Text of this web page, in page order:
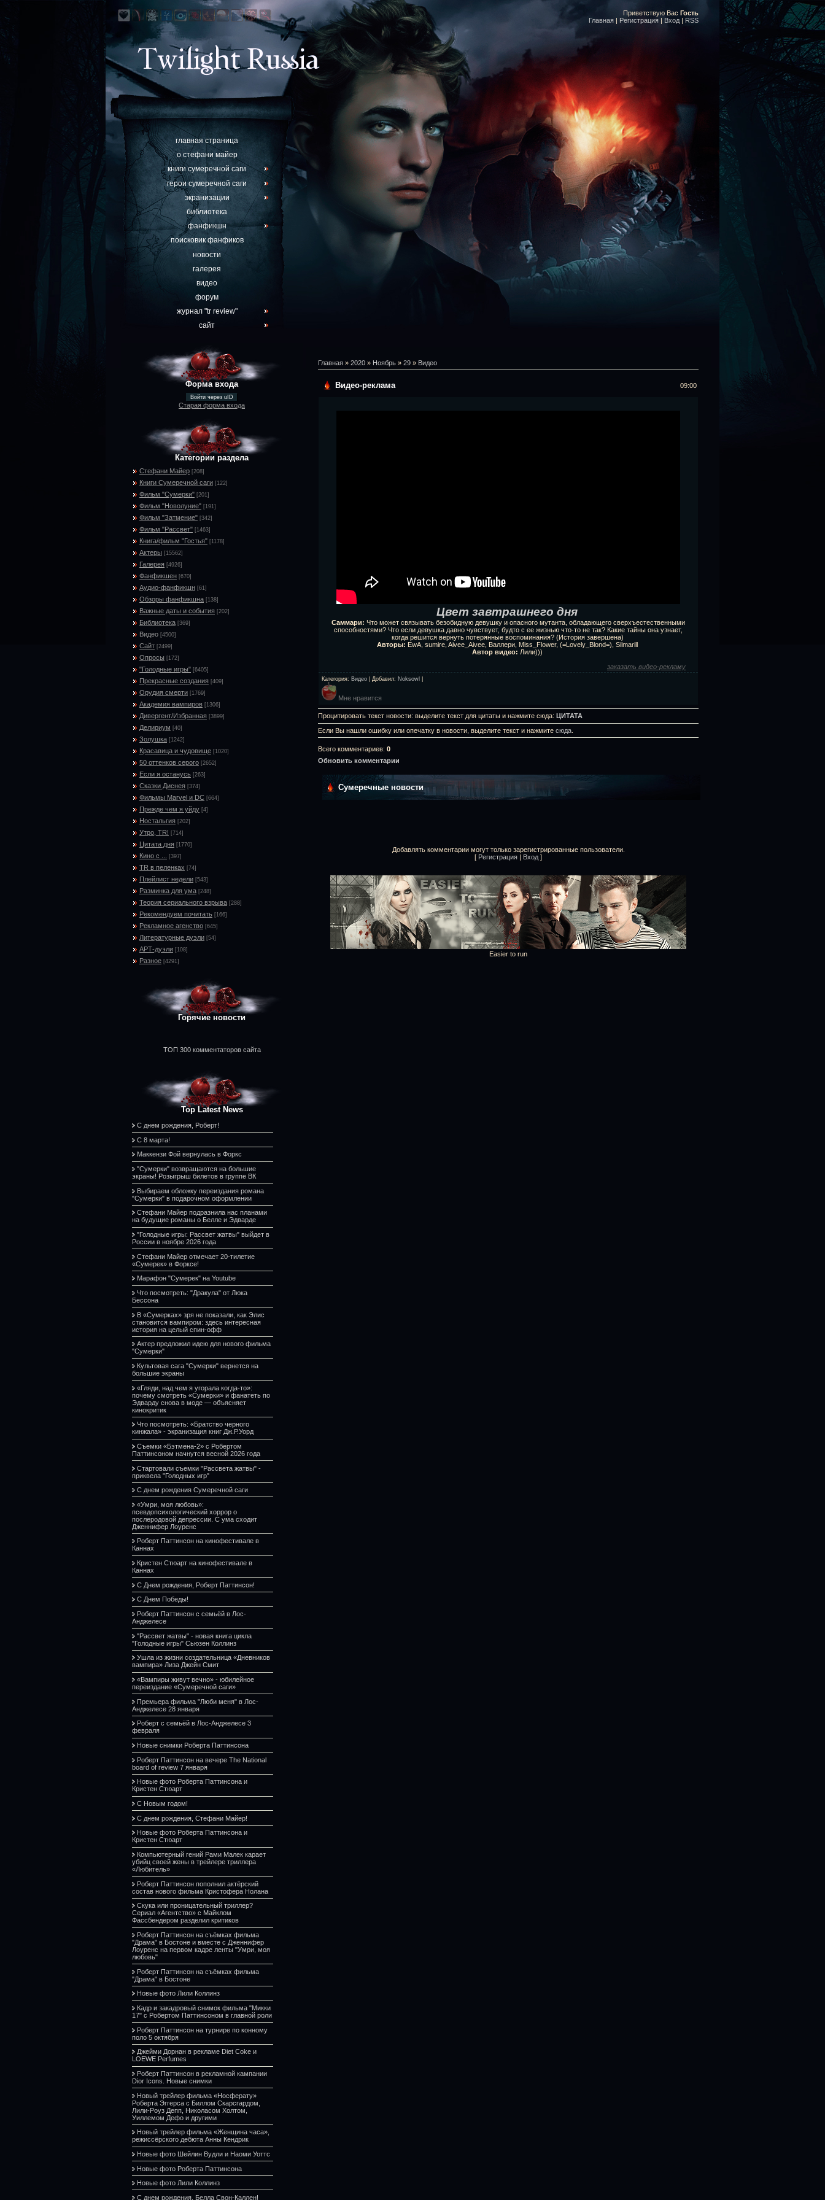
Приветствую Вас Гость
Главная | Регистрация | Вход | RSS
главная страница
о стефани майер
книги сумеречной саги
герои сумеречной саги
экранизации
библиотека
фанфикшн
поисковик фанфиков
новости
галерея
видео
форум
журнал "tr review"
сайт
Форма входа
Войти через uID
Старая форма входа
Категории раздела
Стефани Майер [208]
Книги Сумеречной саги [122]
Фильм "Сумерки" [201]
Фильм "Новолуние" [191]
Фильм "Затмение" [342]
Фильм "Рассвет" [1463]
Книга/фильм "Гостья" [1178]
Актеры [15562]
Галерея [4926]
Фанфикшен [670]
Аудио-фанфикшн [61]
Обзоры фанфикшна [138]
Важные даты и события [202]
Библиотека [369]
Видео [4500]
Сайт [2499]
Опросы [172]
"Голодные игры" [6405]
Прекрасные создания [409]
Орудия смерти [1769]
Академия вампиров [1306]
Дивергент/Избранная [3899]
Делириум [40]
Золушка [1242]
Красавица и чудовище [1020]
50 оттенков серого [2652]
Если я останусь [263]
Сказки Диснея [374]
Фильмы Marvel и DC [664]
Прежде чем я уйду [4]
Ностальгия [202]
Утро, TR! [714]
Цитата дня [1770]
Кино с ... [397]
TR в пеленках [74]
Плейлист недели [543]
Разминка для ума [248]
Теория сериального взрыва [288]
Рекомендуем почитать [166]
Рекламное агенство [645]
Литературные дуэли [54]
АРТ-дуэли [108]
Разное [4291]
Горячие новости
ТОП 300 комментаторов сайта
Top Latest News
С днем рождения, Роберт!
С 8 марта!
Маккензи Фой вернулась в Форкс
"Сумерки" возвращаются на большие
экраны! Розыгрыш билетов в группе ВК
Выбираем обложку переиздания романа
"Сумерки" в подарочном оформлении
Стефани Майер подразнила нас планами
на будущие романы о Белле и Эдварде
"Голодные игры: Рассвет жатвы" выйдет в
России в ноябре 2026 года
Стефани Майер отмечает 20-тилетие
«Сумерек» в Форксе!
Марафон "Сумерек" на Youtube
Что посмотреть: "Дракула" от Люка
Бессона
В «Сумерках» зря не показали, как Элис
становится вампиром: здесь интересная
история на целый спин-офф
Актер предложил идею для нового фильма
"Сумерки"
Культовая сага "Сумерки" вернется на
большие экраны
«Гляди, над чем я угорала когда-то»:
почему смотреть «Сумерки» и фанатеть по
Эдварду снова в моде — объясняет
кинокритик
Что посмотреть: «Братство черного
кинжала» - экранизация книг Дж.Р.Уорд
Съемки «Бэтмена-2» с Робертом
Паттинсоном начнутся весной 2026 года
Стартовали съемки "Рассвета жатвы" -
приквела "Голодных игр"
С днем рождения Сумеречной саги
«Умри, моя любовь»:
псевдопсихологический хоррор о
послеродовой депрессии. С ума сходит
Дженнифер Лоуренс
Роберт Паттинсон на кинофестивале в
Каннах
Кристен Стюарт на кинофестивале в
Каннах
С Днем рождения, Роберт Паттинсон!
С Днем Победы!
Роберт Паттинсон с семьёй в Лос-
Анджелесе
"Рассвет жатвы" - новая книга цикла
"Голодные игры" Сьюзен Коллинз
Ушла из жизни создательница «Дневников
вампира» Лиза Джейн Смит
«Вампиры живут вечно» - юбилейное
переиздание «Сумеречной саги»
Премьера фильма "Люби меня" в Лос-
Анджелесе 28 января
Роберт с семьёй в Лос-Анджелесе 3
февраля
Новые снимки Роберта Паттинсона
Роберт Паттинсон на вечере The National
board of review 7 января
Новые фото Роберта Паттинсона и
Кристен Стюарт
С Новым годом!
С днем рождения, Стефани Майер!
Новые фото Роберта Паттинсона и
Кристен Стюарт
Компьютерный гений Рами Малек карает
убийц своей жены в трейлере триллера
«Любитель»
Роберт Паттинсон пополнил актёрский
состав нового фильма Кристофера Нолана
Скука или проницательный триллер?
Сериал «Агентство» с Майклом
Фассбендером разделил критиков
Роберт Паттинсон на съёмках фильма
"Драма" в Бостоне и вместе с Дженнифер
Лоуренс на первом кадре ленты "Умри, моя
любовь"
Роберт Паттинсон на съёмках фильма
"Драма" в Бостоне
Новые фото Лили Коллинз
Кадр и закадровый снимок фильма "Микки
17" с Робертом Паттинсоном в главной роли
Роберт Паттинсон на турнире по конному
поло 5 октября
Джейми Дорнан в рекламе Diet Coke и
LOEWE Perfumes
Роберт Паттинсон в рекламной кампании
Dior Icons. Новые снимки
Новый трейлер фильма «Носферату»
Роберта Эггерса с Биллом Скарсгардом,
Лили-Роуз Депп, Николасом Холтом,
Уиллемом Дефо и другими
Новый трейлер фильма «Женщина часа»,
режиссёрского дебюта Анны Кендрик
Новые фото Шейлин Вудли и Наоми Уоттс
Новые фото Роберта Паттинсона
Новые фото Лили Коллинз
С днем рождения, Белла Свон-Каллен!
Главная » 2020 » Ноябрь » 29 » Видео
Видео-реклама 09:00
Цвет завтрашнего дня
Саммари: Что может связывать безобидную девушку и опасного мутанта, обладающего сверхъестественными
способностями? Что если девушка давно чувствует, будто с ее жизнью что-то не так? Какие тайны она узнает,
когда решится вернуть потерянные воспоминания? (История завершена)
Авторы: EwA, sumire, Aivee_Aivee, Валлери, Miss_Flower, (=Lovely_Blond=), Silmarill
Автор видео: Лили)))
заказать видео-рекламу
Категория: Видео Добавил: Noksowl
Мне нравится
Процитировать текст новости: выделите текст для цитаты и нажмите сюда: ЦИТАТА
Если Вы нашли ошибку или опечатку в новости, выделите текст и нажмите сюда
Всего комментариев: 0
Обновить комментарии
Сумеречные новости
Добавлять комментарии могут только зарегистрированные пользователи.
[ Регистрация | Вход ]
Easier to run